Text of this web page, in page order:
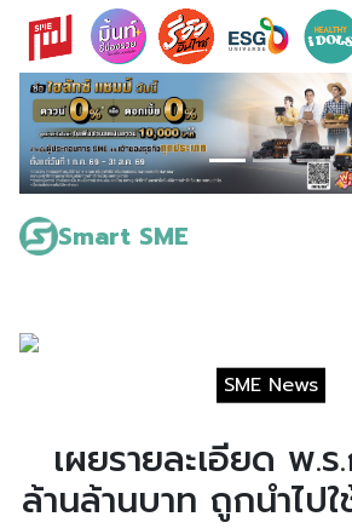
Skip
content
Smart SME
Search
for:
SME News
เผยรายละเอียด พ.ร
ล้านล้านบาท ถูกนำไปใ